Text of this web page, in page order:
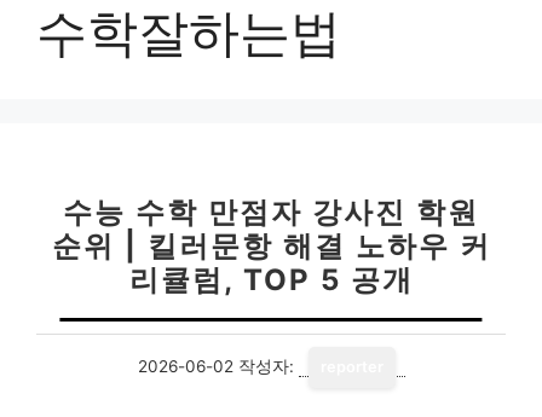
수학잘하는법
수능 수학 만점자 강사진 학원
순위 | 킬러문항 해결 노하우 커
리큘럼, TOP 5 공개
2026-06-02 작성자: